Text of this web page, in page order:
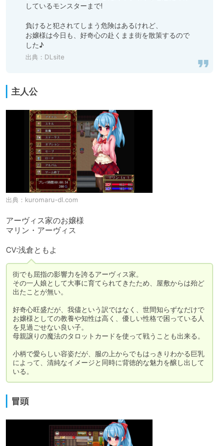
しているモンスターまで!
負けると犯されてしまう危険はあるけれど、
お嬢様は今日も、好奇心の赴くまま街を散策するので
した♪
出典： DLsite
主人公
出典： kuromaru-dl.com
アーヴィス家のお嬢様
マリン・アーヴィス
CV:浅倉ともよ
街でも屈指の影響力を誇るアーヴィス家。
その一人娘として大事に育てられてきたため、屋敷からは殆ど
出たことが無い。
好奇心旺盛だが、我儘という訳ではなく、世間知らずなだけで
お嬢様としての教養や知性は高く、優しい性格で困っている人
を見過ごせない良い子。
母親譲りの魔法のタロットカードを使って戦うことも出来る。
小柄で愛らしい容姿だが、服の上からでもはっきりわかる巨乳
によって、清純なイメージと同時に背徳的な魅力を醸し出して
いる。
冒頭